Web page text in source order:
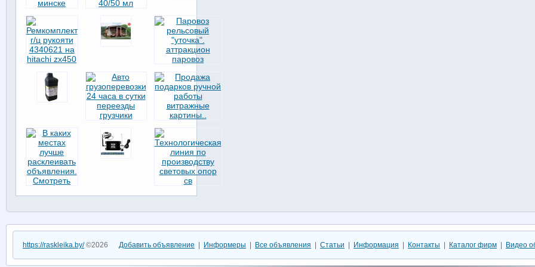
https://raskleika.by/©2026 Добавить объявление | Информеры | Все объявления | Статьи | Информация | Контакты | Каталог фирм | Видео